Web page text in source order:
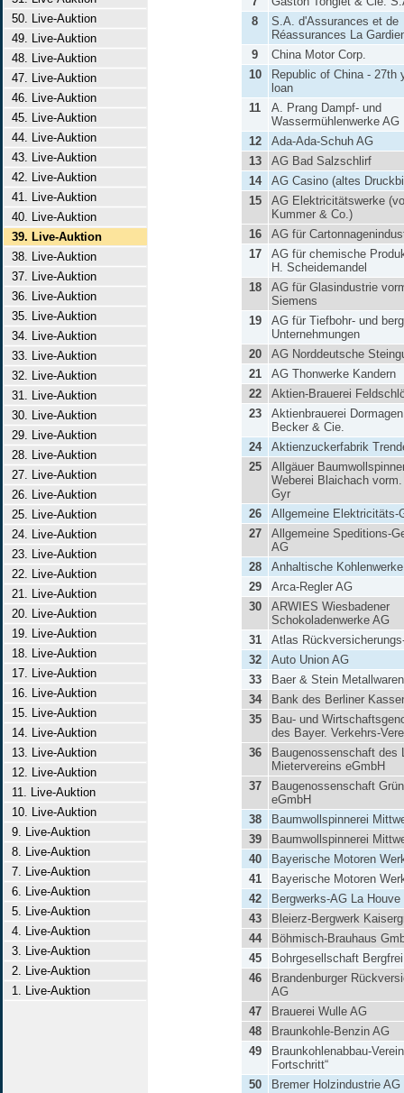
50. Live-Auktion
49. Live-Auktion
48. Live-Auktion
47. Live-Auktion
46. Live-Auktion
45. Live-Auktion
44. Live-Auktion
43. Live-Auktion
42. Live-Auktion
41. Live-Auktion
40. Live-Auktion
39. Live-Auktion
38. Live-Auktion
37. Live-Auktion
36. Live-Auktion
35. Live-Auktion
34. Live-Auktion
33. Live-Auktion
32. Live-Auktion
31. Live-Auktion
30. Live-Auktion
29. Live-Auktion
28. Live-Auktion
27. Live-Auktion
26. Live-Auktion
25. Live-Auktion
24. Live-Auktion
23. Live-Auktion
22. Live-Auktion
21. Live-Auktion
20. Live-Auktion
19. Live-Auktion
18. Live-Auktion
17. Live-Auktion
16. Live-Auktion
15. Live-Auktion
14. Live-Auktion
13. Live-Auktion
12. Live-Auktion
11. Live-Auktion
10. Live-Auktion
9. Live-Auktion
8. Live-Auktion
7. Live-Auktion
6. Live-Auktion
5. Live-Auktion
4. Live-Auktion
3. Live-Auktion
2. Live-Auktion
1. Live-Auktion
8
S.A. d'Assurances et de
Réassurances La
9
China Motor Corp.
10
Republic of China - 27th
loan
11
A. Prang Dampf- und
Wassermühlenwerke AG
12
Ada-Ada-Schuh AG
13
AG Bad Salzschlirf
14
AG Casino (altes
15
AG Elektricitätswerke
Kummer & Co.)
16
AG für
17
AG für chemische
H. Scheidemandel
18
AG für Glasindustrie
Siemens
19
AG für Tiefbohr- und
Unternehmungen
20
AG Norddeutsche
21
AG Thonwerke Kandern
22
Aktien-Brauerei
23
Aktienbrauerei
Becker & Cie.
24
Aktienzuckerfabrik
25
Allgäuer
Weberei Blaichach
Gyr
26
Allgemeine Elektricitäts-
27
Allgemeine Speditions-
AG
28
Anhaltische Kohlenwerke
29
Arca-Regler AG
30
ARWIES Wiesbadener
Schokoladenwerke AG
31
Atlas
32
Auto Union AG
33
Baer & Stein
34
Bank des Berliner
35
Bau- und
des Bayer. Verkehrs-
36
Baugenossenschaft des
Mietervereins eGmbH
37
Baugenossenschaft
eGmbH
38
Baumwollspinnerei
39
Baumwollspinnerei
40
Bayerische Motoren
41
Bayerische Motoren
42
Bergwerks-AG La Houve
43
Bleierz-Bergwerk
44
Böhmisch-Brauhaus
45
Bohrgesellschaft Bergfrei
46
Brandenburger
AG
47
Brauerei Wulle AG
48
Braunkohle-Benzin AG
49
Braunkohlenabbau-
Fortschritt“
50
Bremer Holzindustrie AG